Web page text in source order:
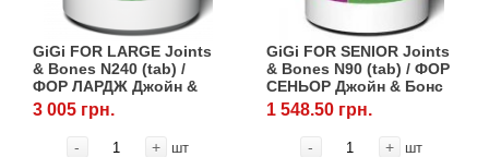
GiGi FOR LARGE Joints
& Bones N240 (tab) /
ФОР ЛАРДЖ Джойн &
Бонс N240 (таб)
3 005 грн.
- + шт
GiGi FOR SENIOR Joints
& Bones N90 (tab) / ФОР
СЕНЬОР Джойн & Бонс
N90 (таб)
1 548.50 грн.
- + шт